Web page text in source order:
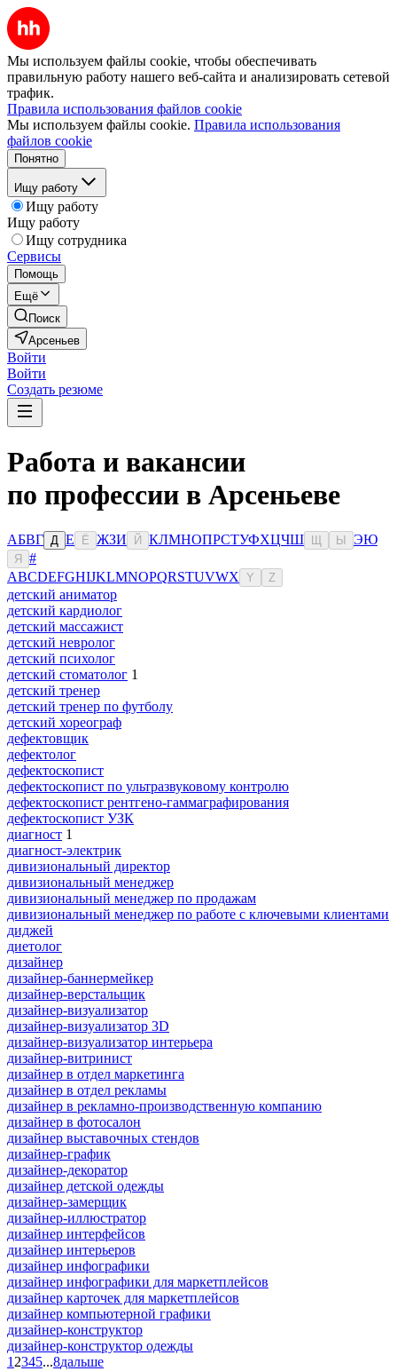
Мы используем файлы cookie, чтобы обеспечивать
правильную работу нашего веб-сайта и анализировать сетевой
трафик.
Правила использования файлов cookie
Мы используем файлы cookie. Правила использования
файлов cookie
Понятно
Ищу работу
Ищу работу
Ищу работу
Ищу сотрудника
Сервисы
Помощь
Ещё
Поиск
Арсеньев
Войти
Войти
Создать резюме
Работа и вакансии
по профессии в Арсеньеве
АБВГ Д Е Ё ЖЗИ Й КЛМНОПРСТУФХЦЧШ Ы ЭЮ
Я
#
ABCDEFGHIJKLMNOPQRSTUVWX Y Z
детский аниматор
детский кардиолог
детский массажист
детский невролог
детский психолог
детский стоматолог 1
детский тренер
детский тренер по футболу
детский хореограф
дефектовщик
дефектолог
дефектоскопист
дефектоскопист по ультразвуковому контролю
дефектоскопист рентгено-гаммаграфирования
дефектоскопист УЗК
диагност 1
диагност-электрик
дивизиональный директор
дивизиональный менеджер
дивизиональный менеджер по продажам
дивизиональный менеджер по работе с ключевыми клиентами
диджей
диетолог
дизайнер
дизайнер-баннермейкер
дизайнер-верстальщик
дизайнер-визуализатор
дизайнер-визуализатор 3D
дизайнер-визуализатор интерьера
дизайнер-витринист
дизайнер в отдел маркетинга
дизайнер в отдел рекламы
дизайнер в рекламно-производственную компанию
дизайнер в фотосалон
дизайнер выставочных стендов
дизайнер-график
дизайнер-декоратор
дизайнер детской одежды
дизайнер-замерщик
дизайнер-иллюстратор
дизайнер интерфейсов
дизайнер интерьеров
дизайнер инфографики
дизайнер инфографики для маркетплейсов
дизайнер карточек для маркетплейсов
дизайнер компьютерной графики
дизайнер-конструктор
дизайнер-конструктор одежды
1 2345...8дальше